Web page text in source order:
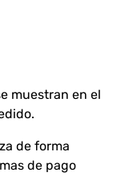
muestran en el
de forma
de pago